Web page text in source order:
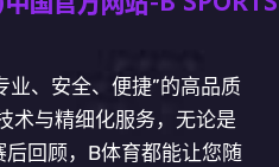
业、安全、便捷”的高品质
术与精细化服务，无论是
回顾，B体育都能让您随